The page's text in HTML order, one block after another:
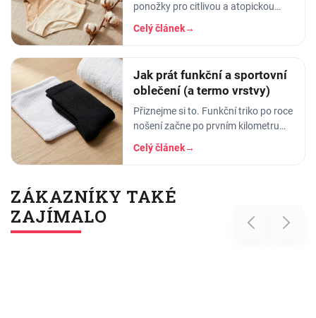
ponožky pro citlivou a atopickou
pokožku dospělých. Co znamenají
GOTS a OEKO-TEX a na co si dát
Celý článek→
Jak prát funkční a sportovní
oblečení (a termo vrstvy)
Přiznejme si to. Funkční triko po roce
nošení začne po prvním kilometru
smrdět tak, že ho radši věšíte na
balkon než do skříně. Termoprádlo…
Celý článek→
ZÁKAZNÍKY TAKÉ
ZAJÍMALO
Previous Next